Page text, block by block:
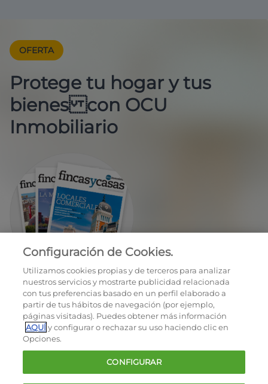
OFERTA
Protege tu hogar y tus
bienes con OCU
Inmobiliario
EN REGALO LA REVISTA BIMESTRAL
OCU © 2026
Cookies
Configuración de Cookies.
Utilizamos cookies propias y de terceros para analizar
nuestros servicios y mostrarte publicidad relacionada
con tus preferencias basado en un perfil elaborado a
partir de tus hábitos de navegación (por ejemplo,
páginas visitadas). Puedes obtener más información
AQUÍy configurar o rechazar su uso haciendo clic en
Opciones.
CONFIGURAR